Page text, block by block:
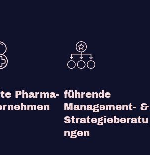
Pharma- führende
Management- &
Strategieberatu
ngen